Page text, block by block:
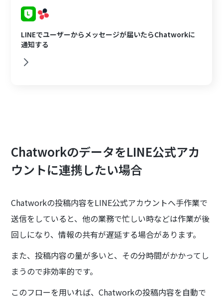
LINEでユーザーからメッセージが届いたらChatworkに
通知する
ChatworkのデータをLINE公式アカ
ウントに連携したい場合
Chatworkの投稿内容をLINE公式アカウントへ手作業で
送信をしていると、他の業務で忙しい時などは作業が後
回しになり、情報の共有が遅延する場合があります。
また、投稿内容の量が多いと、その分時間がかかってし
まうので非効率的です。
このフローを用いれば、Chatworkの投稿内容を自動で